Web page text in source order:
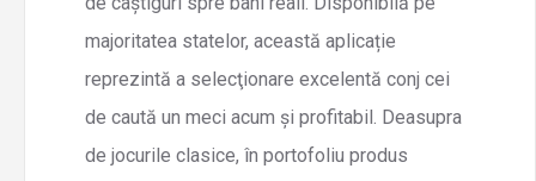
majoritatea statelor, această aplicație
reprezintă a selecţionare excelentă conj cei
de caută un meci acum și profitabil. Deasupra
de jocurile clasice, în portofoliu produs